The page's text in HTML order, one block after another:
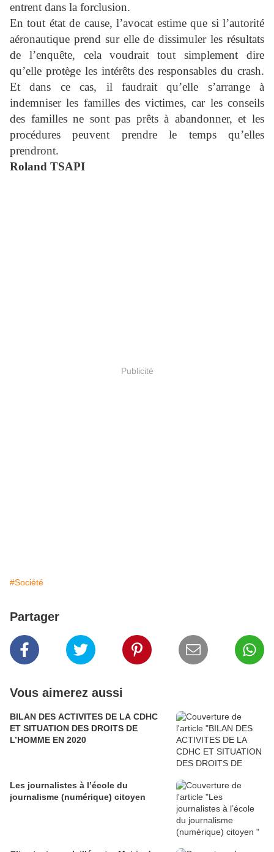
entrent dans la forclusion.
En tout état de cause, l’avocat estime que si l’autorité
aéronautique prend sur elle de dissimuler les résultats
de l’enquête, cela voudrait tout simplement dire
qu’elle protège les intérêts des responsables du crash.
Et dans ce cas, il faudrait qu’elle s’arrange à
indemniser les familles des victimes, car les conseils
des familles ne sont pas prêts à abandonner, et les
procédures peuvent prendre le temps qu’elles
prendront.
Roland TSAPI
Publicité
#Société
Partager
Vous aimerez aussi
BILAN DES ACTIVITES DE LA CDHC
ET SITUATION DES DROITS DE
L’HOMME EN 2020
Les journalistes à l’école du
journalisme (numérique) citoyen